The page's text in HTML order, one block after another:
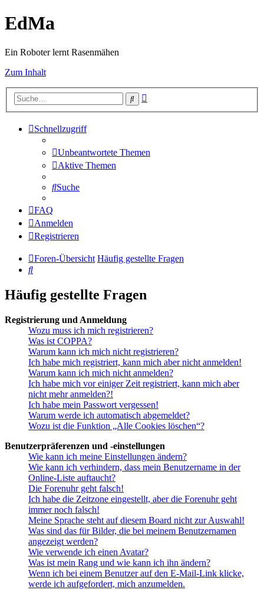
EdMa
Ein Roboter lernt Rasenmähen
Zum Inhalt
Suche
Schnellzugriff
Unbeantwortete Themen
Aktive Themen
Suche
FAQ
Anmelden
Registrieren
Foren-Übersicht Häufig gestellte Fragen
Suche
Häufig gestellte Fragen
Registrierung und Anmeldung
Wozu muss ich mich registrieren?
Was ist COPPA?
Warum kann ich mich nicht registrieren?
Ich habe mich registriert, kann mich aber nicht anmelden!
Warum kann ich mich nicht anmelden?
Ich habe mich vor einiger Zeit registriert, kann mich aber
nicht mehr anmelden?!
Ich habe mein Passwort vergessen!
Warum werde ich automatisch abgemeldet?
Wozu ist die Funktion „Alle Cookies löschen“?
Benutzerpräferenzen und -einstellungen
Wie kann ich meine Einstellungen ändern?
Wie kann ich verhindern, dass mein Benutzername in der
Online-Liste auftaucht?
Die Forenuhr geht falsch!
Ich habe die Zeitzone eingestellt, aber die Forenuhr geht
immer noch falsch!
Meine Sprache steht auf diesem Board nicht zur Auswahl!
Was sind das für Bilder, die bei meinem Benutzernamen
angezeigt werden?
Wie verwende ich einen Avatar?
Was ist mein Rang und wie kann ich ihn ändern?
Wenn ich bei einem Benutzer auf den E-Mail-Link klicke,
werde ich aufgefordert, mich anzumelden.